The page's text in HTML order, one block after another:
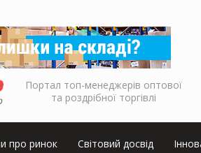
Портал топ-менеджерів оптової
та роздрібної торгівлі
про ринок Світовий досвід